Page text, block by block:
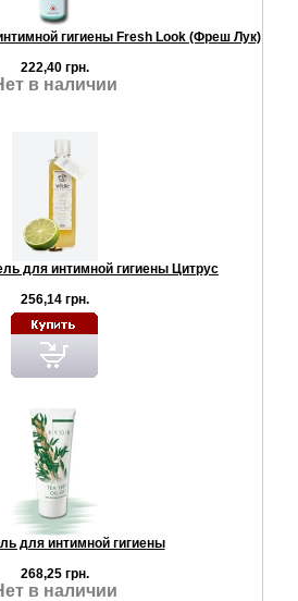
гигиены Fresh Look (Фреш Лук)
222,40 грн.
в наличии
для интимной гигиены Цитрус
256,14 грн.
для интимной гигиены
268,25 грн.
в наличии